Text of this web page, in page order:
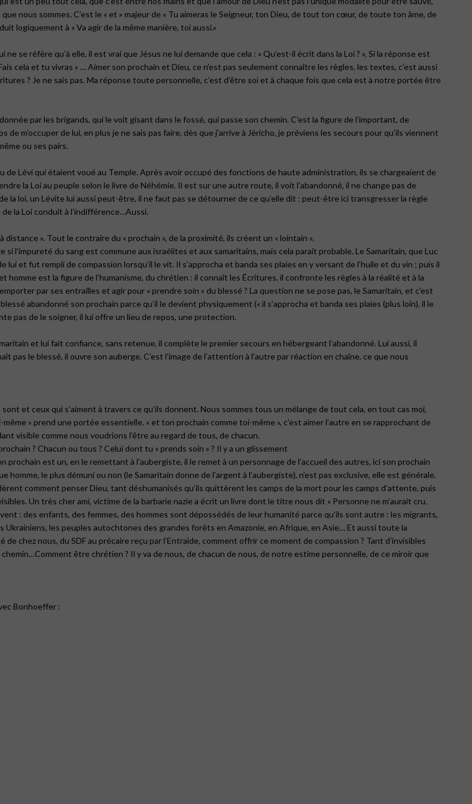
nous sommes. C’est le « et » majeur de « Tu aimeras le Seigneur, ton Dieu, de tout ton cœur, de toute ton âme, de
logiquement à « Va agir de la même manière, toi aussi.»
se réfère qu’à elle, il est vrai que Jésus ne lui demande que cela : « Qu’est-il écrit dans la Loi ? ». Si la réponse est
cela et tu vivras » … Aimer son prochain et Dieu, ce n’est pas seulement connaître les règles, les textes, c’est aussi
? Je ne sais pas. Ma réponse toute personnelle, c’est d’être soi et à chaque fois que cela est à notre portée être
par les brigands, qui le voit gisant dans le fossé, qui passe son chemin. C’est la figure de l’important, de
m’occuper de lui, en plus je ne sais pas faire, dès que j’arrive à Jéricho, je préviens les secours pour qu’ils viennent
ou ses pairs.
Lévi qui étaient voué au Temple. Après avoir occupé des fonctions de haute administration, ils se chargeaient de
la Loi au peuple selon le livre de Néhémie. Il est sur une autre route, il voit l’abandonné, il ne change pas de
la loi, un Lévite lui aussi peut-être, il ne faut pas se détourner de ce qu’elle dit : peut-être ici transgresser la règle
la Loi conduit à l’indifférence…Aussi.
». Tout le contraire du « prochain », de la proximité, ils créent un « lointain ».
l’impureté du sang est commune aux israélites et aux samaritains, mais cela parait probable. Le Samaritain, que Luc
lui et fut rempli de compassion lorsqu’il le vit. Il s’approcha et banda ses plaies en y versant de l’huile et du vin ; puis il
est la figure de l’humanisme, du chrétien : il connaît les Écritures, il confronte les règles à la réalité et à la
par ses entrailles et agir pour « prendre soin » du blessé ? La question ne se pose pas, le Samaritain, et c’est
abandonné son prochain parce qu’il le devient physiquement (« il s’approcha et banda ses plaies (plus loin), il le
pas de le soigner, il lui offre un lieu de repos, une protection.
et lui fait confiance, sans retenue, il complète le premier secours en hébergeant l’abandonné. Lui aussi, il
pas le blessé, il ouvre son auberge. C’est l’image de l’attention à l’autre par réaction en chaîne, ce que nous
et ceux qui s’aiment à travers ce qu’ils donnent. Nous sommes tous un mélange de tout cela, en tout cas moi,
» prend une portée essentielle. « et ton prochain comme toi-même », c’est aimer l’autre en se rapprochant de
visible comme nous voudrions l’être au regard de tous, de chacun.
? Chacun ou tous ? Celui dont tu « prends soin » ? Il y a un glissement
prochain est un, en le remettant à l’aubergiste, il le remet à un personnage de l’accueil des autres, ici son prochain
le plus démuni ou non (le Samaritain donne de l’argent à l’aubergiste), n’est pas exclusive, elle est générale.
comment penser Dieu, tant déshumanisés qu’ils quittèrent les camps de la mort pour les camps d’attente, puis
Un très cher ami, victime de la barbarie nazie a écrit un livre dont le titre nous dit « Personne ne m’aurait cru,
: des enfants, des femmes, des hommes sont dépossédés de leur humanité parce qu’ils sont autre : les migrants,
Ukrainiens, les peuples autochtones des grandes forêts en Amazonie, en Afrique, en Asie… Et aussi toute la
de chez nous, du SDF au précaire reçu par l’Entraide, comment offrir ce moment de compassion ? Tant d’invisibles
être chrétien ? Il y va de nous, de chacun de nous, de notre estime personnelle, de ce miroir que
Bonhoeffer :